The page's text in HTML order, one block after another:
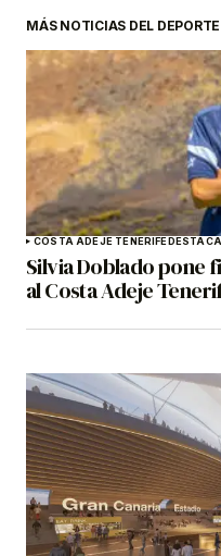
MÁS NOTICIAS DEL
COSTA ADEJE TENERIFE
Silvia Doblado pone
al Costa Adeje